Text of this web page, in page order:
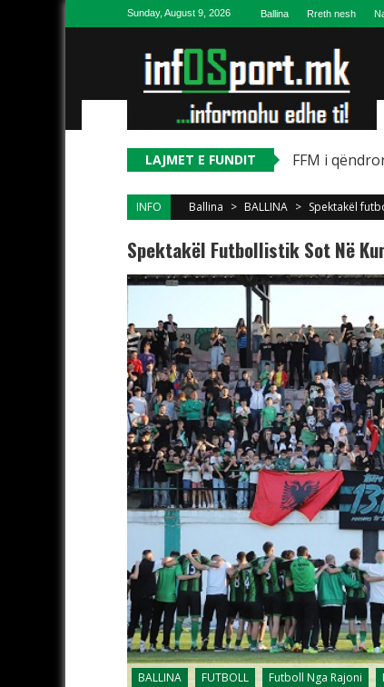
Skip to contentSunday, August 9, 2026 Ballina Rreth nesh
LAJMET E FUNDIT FFM i
INFO Ballina > BALLINA > Spektakël
Spektakël Futbollistik Sot Në
BALLINA FUTBOLL Futboll Nga Rajoni